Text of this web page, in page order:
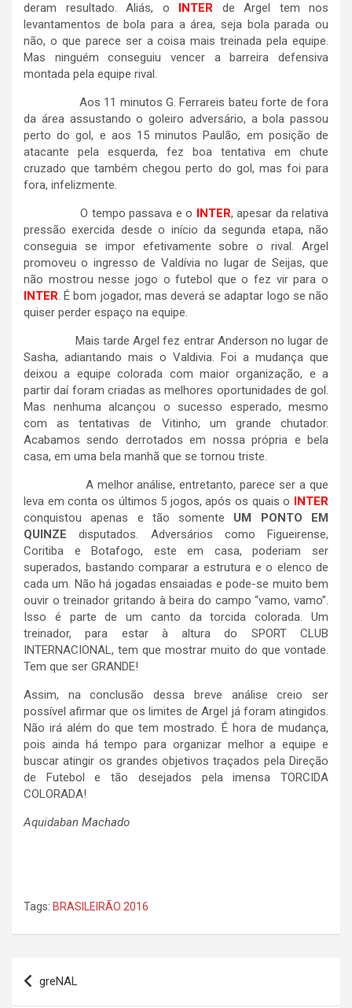
deram resultado. Aliás, o
INTER
de Argel tem nos
levantamentos de bola para a área, seja bola parada ou
não, o que parece ser a coisa mais treinada pela equipe.
Mas ninguém conseguiu vencer a barreira defensiva
montada pela equipe rival.
Aos 11 minutos G. Ferrareis bateu forte de fora
da área assustando o goleiro adversário, a bola passou
perto do gol, e aos 15 minutos Paulão, em posição de
atacante pela esquerda, fez boa tentativa em chute
cruzado que também chegou perto do gol, mas foi para
fora, infelizmente.
O tempo passava e o
INTER, apesar da relativa
pressão exercida desde o início da segunda etapa, não
conseguia se impor efetivamente sobre o rival. Argel
promoveu o ingresso de Valdívia no lugar de Seijas, que
não mostrou nesse jogo o futebol que o fez vir para o
INTER. É bom jogador, mas deverá se adaptar logo se não
quiser perder espaço na equipe.
Mais tarde Argel fez entrar Anderson no lugar de
Sasha, adiantando mais o Valdivia. Foi a mudança que
deixou a equipe colorada com maior organização, e a
partir daí foram criadas as melhores oportunidades de gol.
Mas nenhuma alcançou o sucesso esperado, mesmo
com as tentativas de Vitinho, um grande chutador.
Acabamos sendo derrotados em nossa própria e bela
casa, em uma bela manhã que se tornou triste.
A melhor análise, entretanto, parece ser a que
leva em conta os últimos 5 jogos, após os quais o
INTER
conquistou apenas e tão somente UM PONTO EM
QUINZEdisputados. Adversários como Figueirense,
Coritiba e Botafogo, este em casa, poderiam ser
superados, bastando comparar a estrutura e o elenco de
cada um. Não há jogadas ensaiadas e pode-se muito bem
ouvir o treinador gritando à beira do campo “vamo, vamo”.
Isso é parte de um canto da torcida colorada. Um
treinador, para estar à altura do SPORT CLUB
INTERNACIONAL, tem que mostrar muito do que vontade.
Tem que ser GRANDE!
Assim, na conclusão dessa breve análise creio ser
possível afirmar que os limites de Argel já foram atingidos.
Não irá além do que tem mostrado. É hora de mudança,
pois ainda há tempo para organizar melhor a equipe e
buscar atingir os grandes objetivos traçados pela Direção
de Futebol e tão desejados pela imensa TORCIDA
COLORADA!
Aquidaban Machado
Tags: BRASILEIRÃO 2016
Navegação
de
greNAL